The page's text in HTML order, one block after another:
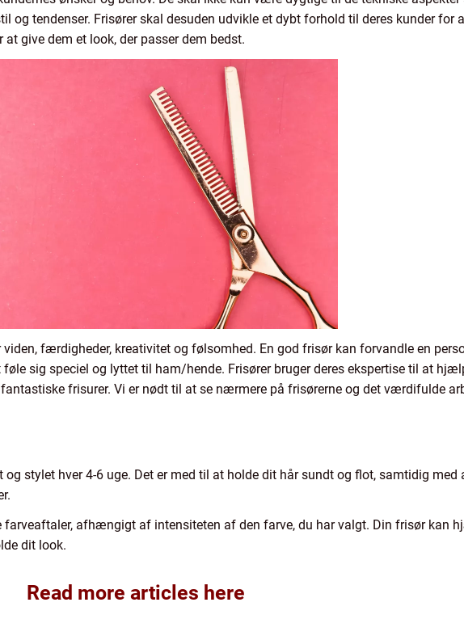
og tendenser. Frisører skal desuden udvikle et dybt forhold til deres kunder for
give dem et look, der passer dem bedst.
færdigheder, kreativitet og følsomhed. En god frisør kan forvandle en
sig speciel og lyttet til ham/hende. Frisører bruger deres ekspertise til at
frisurer. Vi er nødt til at se nærmere på frisørerne og det værdifulde
stylet hver 4-6 uge. Det er med til at holde dit hår sundt og flot, samtidig med
afhængigt af intensiteten af den farve, du har valgt. Din frisør kan
dit look.
Read more articles here